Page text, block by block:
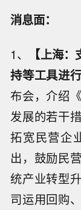
消息面：
1、
【上海
持等工具进
布会，介绍
发展的若干
拓宽民营企
出，鼓励民
统产业转型
司运用回购